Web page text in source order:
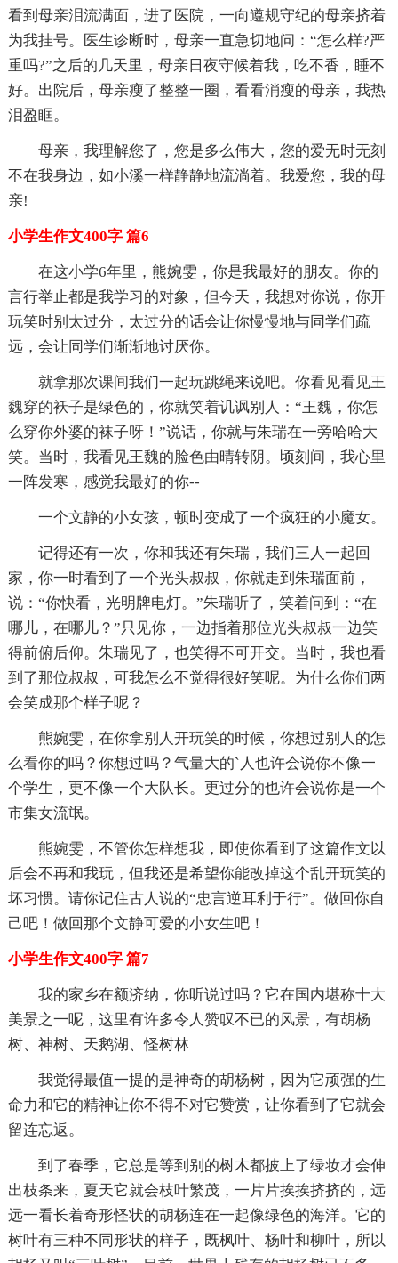
看到母亲泪流满面，进了医院，一向遵规守纪的母亲挤着
为我挂号。医生诊断时，母亲一直急切地问：“怎么样?严
重吗?”之后的几天里，母亲日夜守候着我，吃不香，睡不
好。出院后，母亲瘦了整整一圈，看看消瘦的母亲，我热
泪盈眶。
母亲，我理解您了，您是多么伟大，您的爱无时无刻
不在我身边，如小溪一样静静地流淌着。我爱您，我的母
亲!
小学生作文400字 篇6
在这小学6年里，熊婉雯，你是我最好的朋友。你的
言行举止都是我学习的对象，但今天，我想对你说，你开
玩笑时别太过分，太过分的话会让你慢慢地与同学们疏
远，会让同学们渐渐地讨厌你。
就拿那次课间我们一起玩跳绳来说吧。你看见看见王
魏穿的袄子是绿色的，你就笑着讥讽别人：“王魏，你怎
么穿你外婆的袜子呀！”说话，你就与朱瑞在一旁哈哈大
笑。当时，我看见王魏的脸色由晴转阴。顷刻间，我心里
一阵发寒，感觉我最好的你--
一个文静的小女孩，顿时变成了一个疯狂的小魔女。
记得还有一次，你和我还有朱瑞，我们三人一起回
家，你一时看到了一个光头叔叔，你就走到朱瑞面前，
说：“你快看，光明牌电灯。”朱瑞听了，笑着问到：“在
哪儿，在哪儿？”只见你，一边指着那位光头叔叔一边笑
得前俯后仰。朱瑞见了，也笑得不可开交。当时，我也看
到了那位叔叔，可我怎么不觉得很好笑呢。为什么你们两
会笑成那个样子呢？
熊婉雯，在你拿别人开玩笑的时候，你想过别人的怎
么看你的吗？你想过吗？气量大的`人也许会说你不像一
个学生，更不像一个大队长。更过分的也许会说你是一个
市集女流氓。
熊婉雯，不管你怎样想我，即使你看到了这篇作文以
后会不再和我玩，但我还是希望你能改掉这个乱开玩笑的
坏习惯。请你记住古人说的“忠言逆耳利于行”。做回你自
己吧！做回那个文静可爱的小女生吧！
小学生作文400字 篇7
我的家乡在额济纳，你听说过吗？它在国内堪称十大
美景之一呢，这里有许多令人赞叹不已的风景，有胡杨
树、神树、天鹅湖、怪树林
我觉得最值一提的是神奇的胡杨树，因为它顽强的生
命力和它的精神让你不得不对它赞赏，让你看到了它就会
留连忘返。
到了春季，它总是等到别的树木都披上了绿妆才会伸
出枝条来，夏天它就会枝叶繁茂，一片片挨挨挤挤的，远
远一看长着奇形怪状的胡杨连在一起像绿色的海洋。它的
树叶有三种不同形状的样子，既枫叶、杨叶和柳叶，所以